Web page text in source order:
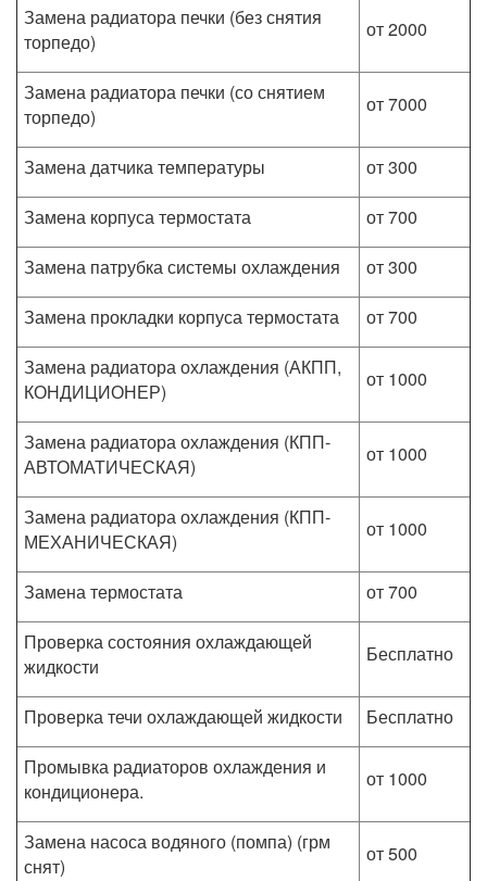
Замена радиатора печки (без снятия
торпедо)
от 2000
Замена радиатора печки (со снятием
торпедо)
от 7000
Замена датчика температуры
от 300
Замена корпуса термостата
от 700
Замена патрубка системы охлаждения
от 300
Замена прокладки корпуса термостата
от 700
Замена радиатора охлаждения (АКПП,
КОНДИЦИОНЕР)
от 1000
Замена радиатора охлаждения (КПП-
АВТОМАТИЧЕСКАЯ)
от 1000
Замена радиатора охлаждения (КПП-
МЕХАНИЧЕСКАЯ)
от 1000
Замена термостата
от 700
Проверка состояния охлаждающей
жидкости
Бесплатно
Проверка течи охлаждающей жидкости
Бесплатно
Промывка радиаторов охлаждения и
кондиционера.
от 1000
Замена насоса водяного (помпа) (грм
снят)
от 500